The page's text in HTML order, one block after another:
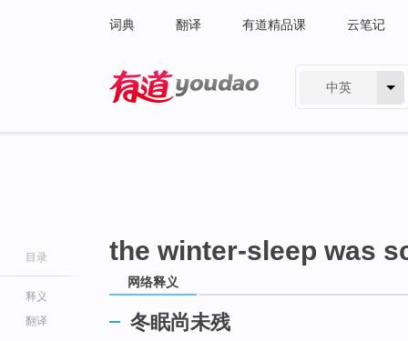
词典 翻译 有道精品课 云笔记
中英
目录
释义
翻译
the winter-sleep was
网络释义
冬眠尚未残